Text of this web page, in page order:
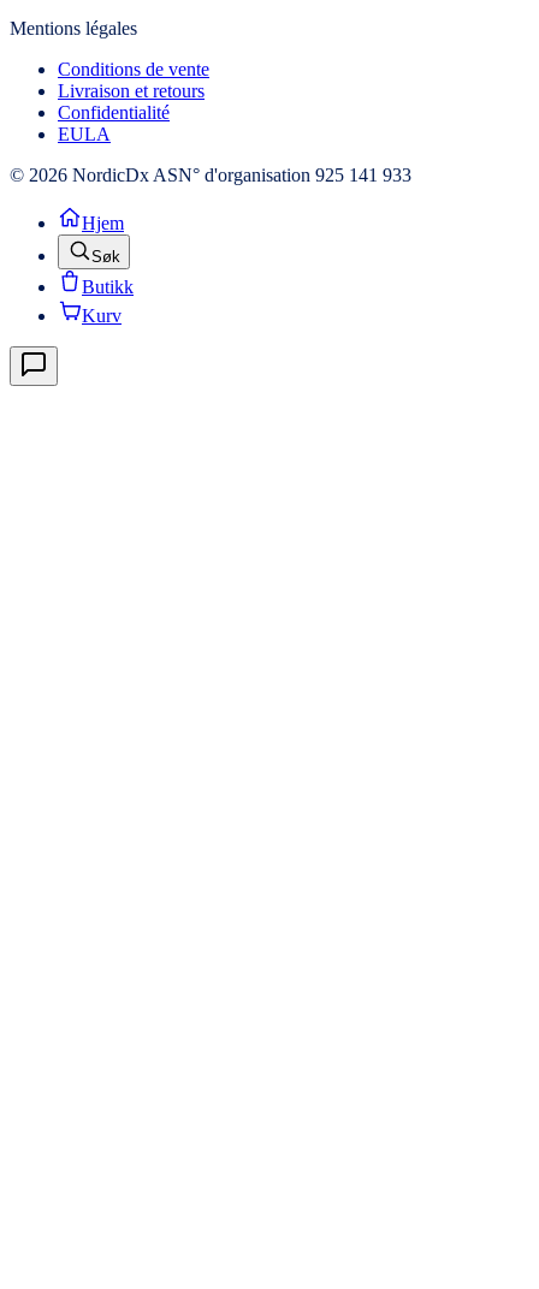
Mentions légales
Conditions de vente
Livraison et retours
Confidentialité
EULA
© 2026 NordicDx ASN° d'organisation 925 141 933
Hjem
Søk
Butikk
Kurv